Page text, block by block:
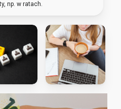
np. w ratach.